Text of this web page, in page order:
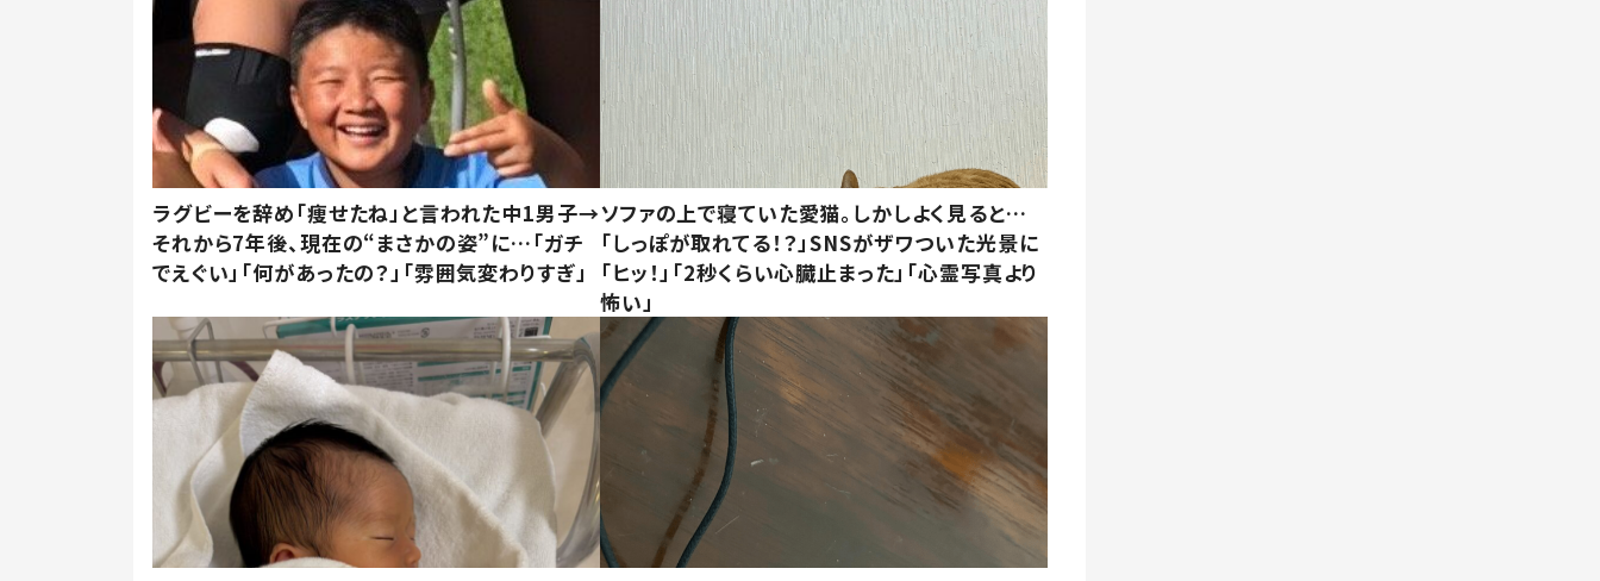
ラグビーを辞め「痩せたね」と言われた中1男子→
それから7年後、現在の“まさかの姿”に…「ガチ
でえぐい」「何があったの？」「雰囲気変わりすぎ」
ソファの上で寝ていた愛猫。しかしよく見ると…
「しっぽが取れてる！？」SNSがザワついた光景に
「ヒッ！」「2秒くらい心臓止まった」「心霊写真より
怖い」